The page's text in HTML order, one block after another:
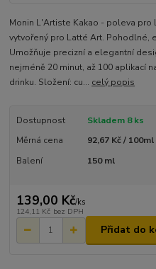
Monin L'Artiste Kakao - poleva pro
vytvořený pro Latté Art. Pohodlné,
Umožňuje precizní a elegantní
nejméně 20 minut, až 100 aplikací
drinku. Složení: cu... celý popis
Dostupnost
Skladem 8 ks
Měrná cena
92,67 Kč / 100ml
Balení
150 ml
139,00 Kč/ks
124,11 Kč bez DPH
Přidat do